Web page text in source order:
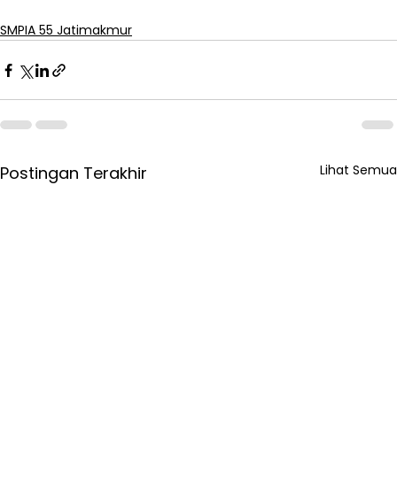
SMPIA 55 Jatimakmur
Postingan Terakhir Lihat Semua